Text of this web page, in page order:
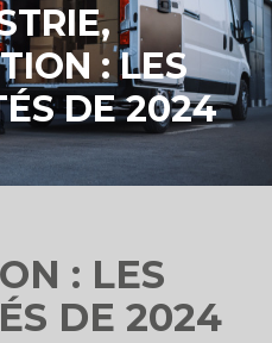
: LES
DE 2024
: LES
DE 2024